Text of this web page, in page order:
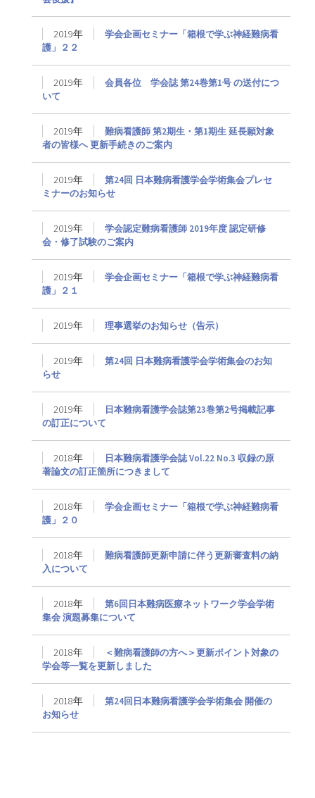
2019年
学会企画セミナー「箱根で学ぶ神経難病看
護」２２
2019年
会員各位 学会誌 第24巻第1号 の送付につ
いて
2019年
難病看護師 第2期生・第1期生 延長願対象
者の皆様へ 更新手続きのご案内
2019年
第24回 日本難病看護学会学術集会プレセ
ミナーのお知らせ
2019年
学会認定難病看護師 2019年度 認定研修
会・修了試験のご案内
2019年
学会企画セミナー「箱根で学ぶ神経難病看
護」２１
2019年 理事選挙のお知らせ（告示）
2019年
第24回 日本難病看護学会学術集会のお知
らせ
2019年
日本難病看護学会誌第23巻第2号掲載記事
の訂正について
2018年
日本難病看護学会誌 Vol.22 No.3 収録の原
著論文の訂正箇所につきまして
2018年
学会企画セミナー「箱根で学ぶ神経難病看
護」２０
2018年
難病看護師更新申請に伴う更新審査料の納
入について
2018年
第6回日本難病医療ネットワーク学会学術
集会 演題募集について
2018年
＜難病看護師の方へ＞更新ポイント対象の
学会等一覧を更新しました
2018年
第24回日本難病看護学会学術集会 開催の
お知らせ